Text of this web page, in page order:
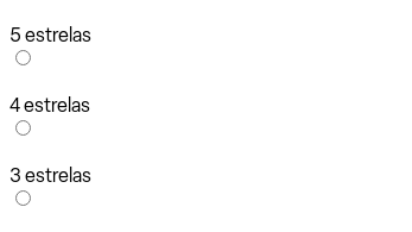
5 estrelas
4 estrelas
3 estrelas